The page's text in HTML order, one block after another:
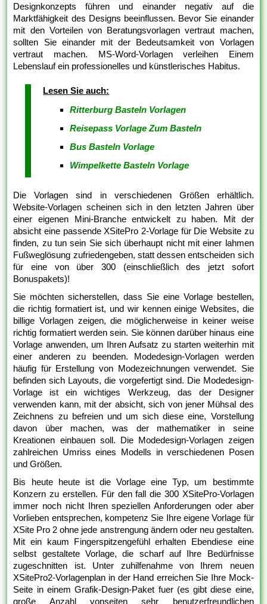
Designkonzepts führen und einander negativ auf die
Marktfähigkeit des Designs beeinflussen. Bevor Sie einander
mit den Vorteilen von Beratungsvorlagen vertraut machen,
sollten Sie einander mit der Bedeutsamkeit von Vorlagen
vertraut machen. MS-Word-Vorlagen verleihen Einem
Lebenslauf ein professionelles und künstlerisches Habitus.
Lesen Sie auch:
Ritterburg Basteln Vorlagen
Reisepass Vorlage Zum Basteln
Bus Basteln Vorlage
Wimpelkette Basteln Vorlage
Die Vorlagen sind in verschiedenen Größen erhältlich.
Website-Vorlagen scheinen sich in den letzten Jahren über
einer eigenen Mini-Branche entwickelt zu haben. Mit der
absicht eine passende XSitePro 2-Vorlage für Die Website zu
finden, zu tun sein Sie sich überhaupt nicht mit einer lahmen
Fußweglösung zufriedengeben, statt dessen entscheiden sich
für eine von über 300 (einschließlich des jetzt sofort
Bonuspakets)!
Sie möchten sicherstellen, dass Sie eine Vorlage bestellen,
die richtig formatiert ist, und wir kennen einige Websites, die
billige Vorlagen zeigen, die möglicherweise in keiner weise
richtig formatiert werden sein. Sie können darüber hinaus eine
Vorlage anwenden, um Ihren Aufsatz zu starten weiterhin mit
einer anderen zu beenden. Modedesign-Vorlagen werden
häufig für Erstellung von Modezeichnungen verwendet. Sie
befinden sich Layouts, die vorgefertigt sind. Die Modedesign-
Vorlage ist ein wichtiges Werkzeug, das der Designer
verwenden kann, mit der absicht, sich von jener Mühsal des
Zeichnens zu befreien und um sich diese eine, Vorstellung
davon über machen, was der mathematiker in seine
Kreationen einbauen soll. Die Modedesign-Vorlagen zeigen
zahlreichen Umriss eines Modells in verschiedenen Posen
und Größen.
Bis heute heute ist die Vorlage eine Typ, um bestimmte
Konzern zu erstellen. Für den fall die 300 XSitePro-Vorlagen
immer noch nicht Ihren speziellen Anforderungen oder aber
Vorlieben entsprechen, kompetenz Sie Ihre eigene Vorlage für
XSite Pro 2 ohne jede anstrengung ändern oder neu gestalten.
Mit ein kaum Fingerspitzengefühl erhalten Ebendiese eine
selbst gestaltete Vorlage, die scharf auf Ihre Bedürfnisse
zugeschnitten ist. Unter zuhilfenahme von Ihrem neuen
XSitePro2-Vorlagenplan in der Hand erreichen Sie Ihre Mock-
Seite in einem Grafik-Design-Paket fuer (es gibt diese eine,
große Anzahl vonseiten sehr benutzerfreundlichen